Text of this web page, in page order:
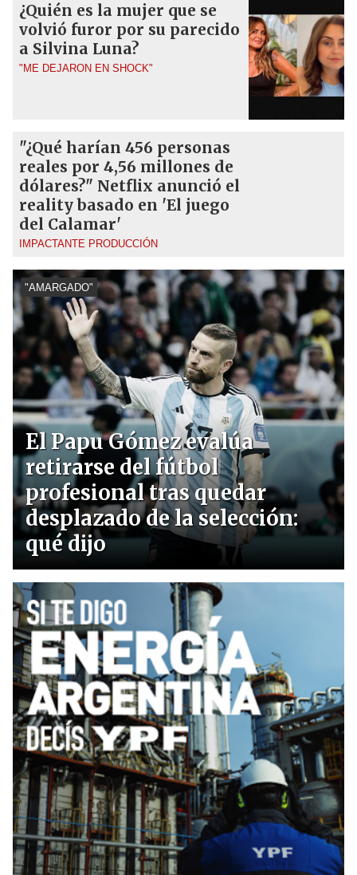
¿Quién es la mujer que se
volvió furor por su parecido
a Silvina Luna?
"ME DEJARON EN SHOCK"
"¿Qué harían 456 personas
reales por 4,56 millones de
dólares?" Netflix anunció el
reality basado en 'El juego
del Calamar'
IMPACTANTE PRODUCCIÓN
"AMARGADO"
El Papu Gómez evalúa
retirarse del fútbol
profesional tras quedar
desplazado de la selección:
qué dijo